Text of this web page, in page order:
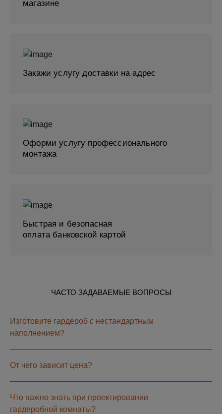
магазине
Закажи услугу доставки на адрес
Оформи услугу профессионального
монтажа
Быстрая и безопасная
оплата банковской картой
ЧАСТО ЗАДАВАЕМЫЕ ВОПРОСЫ
Изготовите гардероб с нестандартным
наполнением?
От чего зависит цена?
Что важно знать при проектировании
гардеробной комнаты?